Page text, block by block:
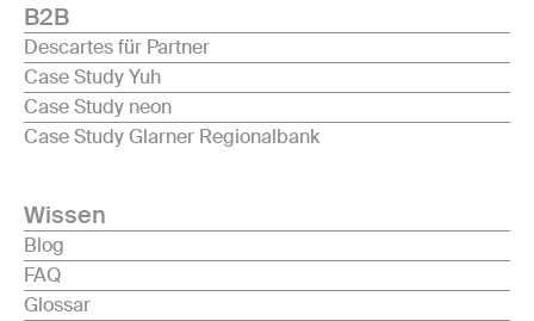
B2B
Descartes für Partner
Case Study Yuh
Case Study neon
Case Study Glarner Regionalbank
Wissen
Blog
FAQ
Glossar